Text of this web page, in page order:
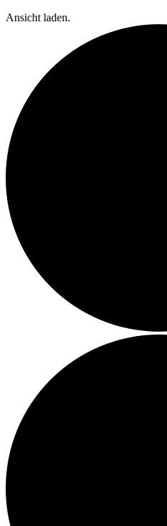
Ansicht laden.